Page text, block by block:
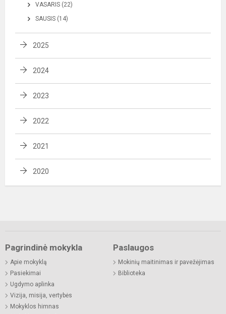
VASARIS (22)
SAUSIS (14)
2025
2024
2023
2022
2021
2020
Pagrindinė mokykla
Apie mokyklą
Pasiekimai
Ugdymo aplinka
Vizija, misija, vertybės
Mokyklos himnas
Paslaugos
Mokinių maitinimas ir pavežėjimas
Biblioteka